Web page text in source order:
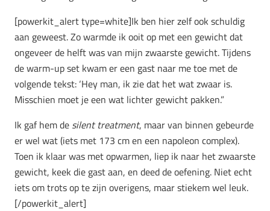
[powerkit_alert type=white]Ik ben hier zelf ook schuldig
aan geweest. Zo warmde ik ooit op met een gewicht dat
ongeveer de helft was van mijn zwaarste gewicht. Tijdens
de warm-up set kwam er een gast naar me toe met de
volgende tekst: ‘Hey man, ik zie dat het wat zwaar is.
Misschien moet je een wat lichter gewicht pakken.”
Ik gaf hem de silent treatment, maar van binnen gebeurde
er wel wat (iets met 173 cm en een napoleon complex).
Toen ik klaar was met opwarmen, liep ik naar het zwaarste
gewicht, keek die gast aan, en deed de oefening. Niet echt
iets om trots op te zijn overigens, maar stiekem wel leuk.
[/powerkit_alert]